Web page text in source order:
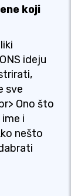
koji
ideju
sve
Ono što
i
nešto